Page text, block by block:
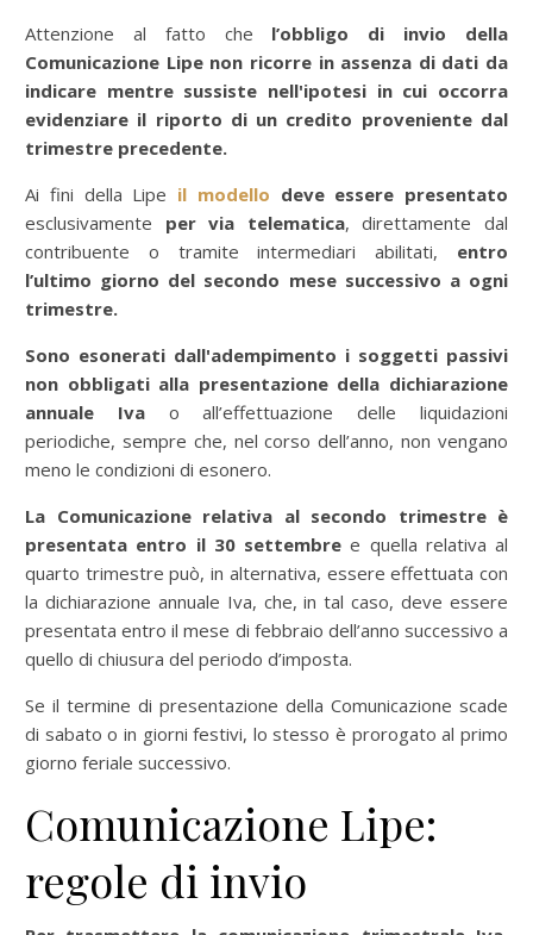
Attenzione al fatto che l’obbligo di invio della
Comunicazione Lipe non ricorre in assenza di dati da
indicare mentre sussiste nell'ipotesi in cui occorra
evidenziare il riporto di un credito proveniente dal
trimestre precedente.
Ai fini della Lipe il modello deve essere presentato
esclusivamente per via telematica, direttamente dal
contribuente o tramite intermediari abilitati, entro
l’ultimo giorno del secondo mese successivo a ogni
trimestre.
Sono esonerati dall'adempimento i soggetti passivi
non obbligati alla presentazione della dichiarazione
annuale Ivao all’effettuazione delle liquidazioni
periodiche, sempre che, nel corso dell’anno, non vengano
meno le condizioni di esonero.
La Comunicazione relativa al secondo trimestre è
presentata entro il 30 settembre e quella relativa al
quarto trimestre può, in alternativa, essere effettuata con
la dichiarazione annuale Iva, che, in tal caso, deve essere
presentata entro il mese di febbraio dell’anno successivo a
quello di chiusura del periodo d’imposta.
Se il termine di presentazione della Comunicazione scade
di sabato o in giorni festivi, lo stesso è prorogato al primo
giorno feriale successivo.
Comunicazione Lipe:
regole di invio